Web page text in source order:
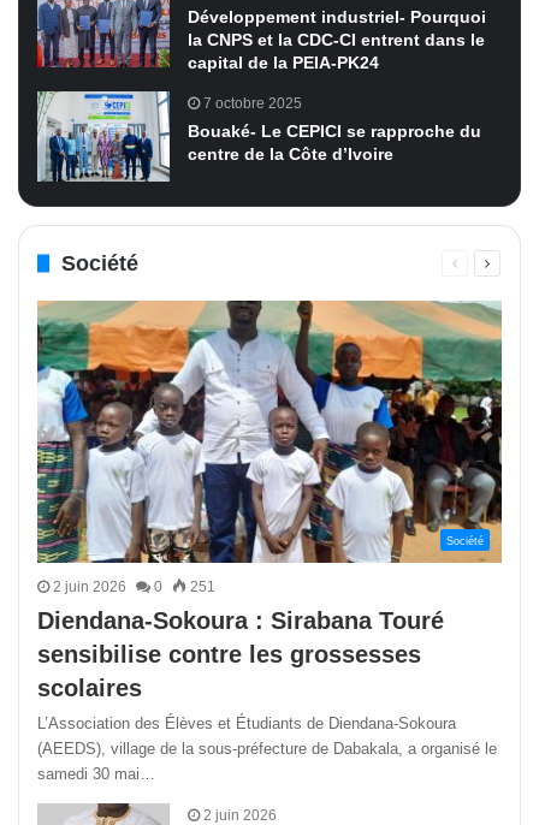
Développement industriel- Pourquoi
la CNPS et la CDC-CI entrent dans le
capital de la PEIA-PK24
7 octobre 2025
Bouaké- Le CEPICI se rapproche du
centre de la Côte d’Ivoire
Société
PagePage
Société
2 juin 2026 0 251
Diendana-Sokoura : Sirabana Touré
sensibilise contre les grossesses
scolaires
L’Association des Élèves et Étudiants de Diendana-Sokoura
(AEEDS), village de la sous-préfecture de Dabakala, a organisé le
samedi 30 mai…
2 juin 2026